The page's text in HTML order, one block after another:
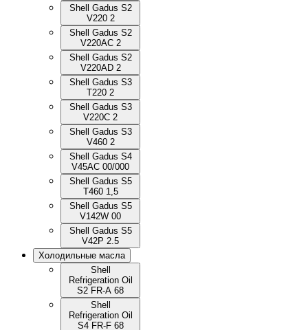
Shell Gadus S2
V220 2
Shell Gadus S2
V220AC 2
Shell Gadus S2
V220AD 2
Shell Gadus S3
T220 2
Shell Gadus S3
V220C 2
Shell Gadus S3
V460 2
Shell Gadus S4
V45AC 00/000
Shell Gadus S5
T460 1,5
Shell Gadus S5
V142W 00
Shell Gadus S5
V42P 2.5
Холодильные масла
Shell
Refrigeration Oil
S2 FR-A 68
Shell
Refrigeration Oil
S4 FR-F 68